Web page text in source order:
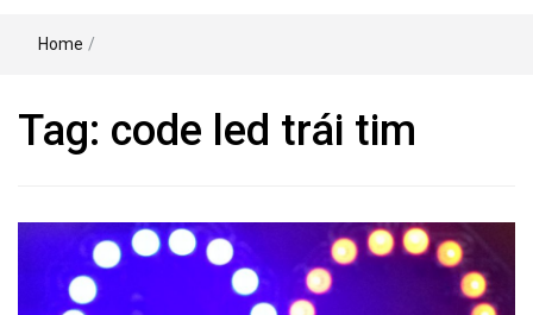
Home /
Tag: code led trái tim